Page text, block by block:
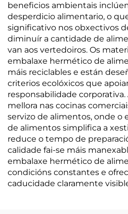
beneficios ambientais
desperdicio alimentario, o
significativo nos obxectivos
diminuír a cantidade de
van aos vertedoiros. Os
embalaxe hermético de
máis reciclables e están
criterios ecolóxicos que
responsabilidade corporativa.
mellora nas cocinas
servizo de alimentos, onde o
de alimentos simplifica a
reduce o tempo de
calidade fai-se máis
embalaxe hermético de
condicións constantes e
caducidade claramente